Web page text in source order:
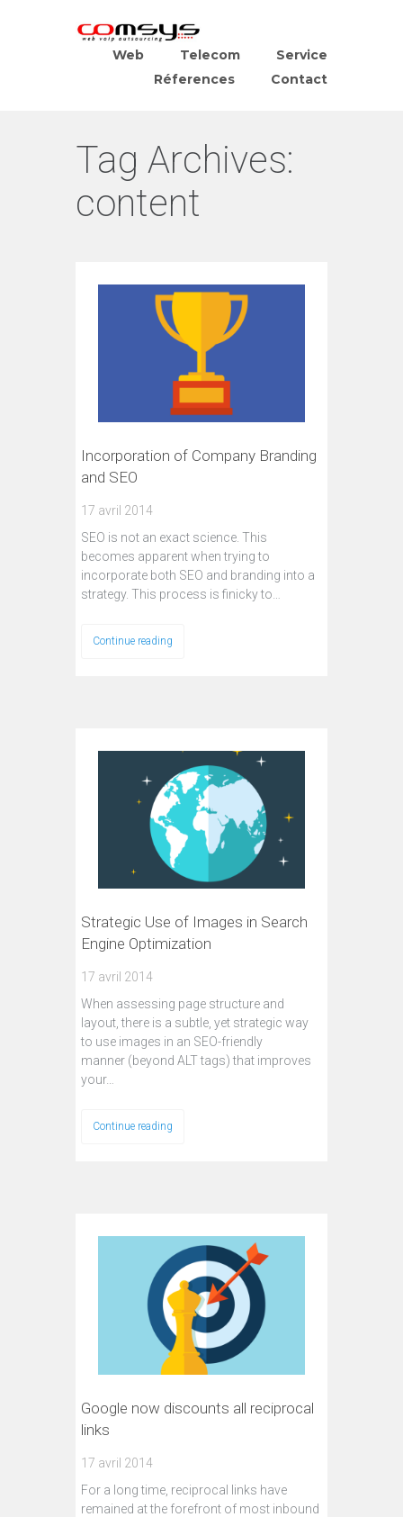
Web Telecom
Service
Réferences
Contact
Tag Archives:
content
Incorporation of Company Branding
and SEO
17 avril 2014
SEO is not an exact science. This
becomes apparent when trying to
incorporate both SEO and branding into a
strategy. This process is finicky to…
Continue reading
Strategic Use of Images in Search
Engine Optimization
17 avril 2014
When assessing page structure and
layout, there is a subtle, yet strategic way
to use images in an SEO-friendly
manner (beyond ALT tags) that improves
your…
Continue reading
Google now discounts all reciprocal
links
17 avril 2014
For a long time, reciprocal links have
remained at the forefront of most inbound